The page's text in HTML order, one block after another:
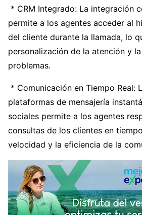
* CRM Integrado: La integración
permite a los agentes acceder al
del cliente durante la llamada, lo
personalización de la atención y
problemas.
* Comunicación en Tiempo Real:
plataformas de mensajería
sociales permite a los agentes
consultas de los clientes en
velocidad y la eficiencia de la